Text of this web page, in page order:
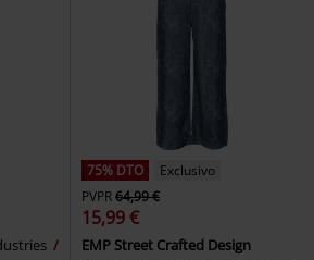
75% DTO
Exclusivo
PVPR64,99 €
15,99 €
EMP Street Crafted Design